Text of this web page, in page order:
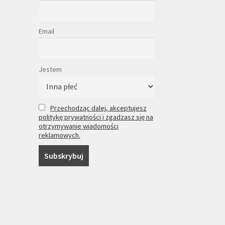
Email
Jestem
Przechodząc dalej, akceptujesz
politykę prywatności i zgadzasz się na
otrzymywanie wiadomości
reklamowych.